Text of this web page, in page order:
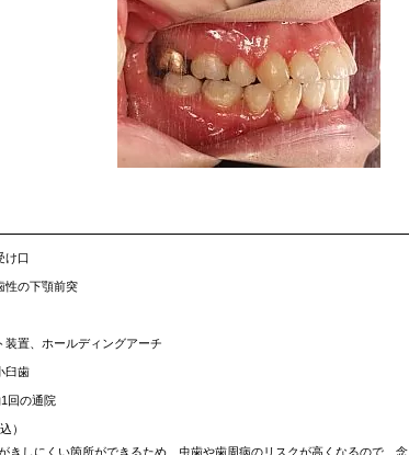
け口
性の下顎前突
装置、ホールディングアーチ
臼歯
回の通院
）
きしにくい箇所ができるため、虫歯や歯周病のリスクが高くなるので、念